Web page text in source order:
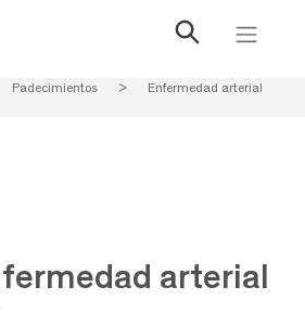
Padecimientos >
Enfermedad arterial
arterial